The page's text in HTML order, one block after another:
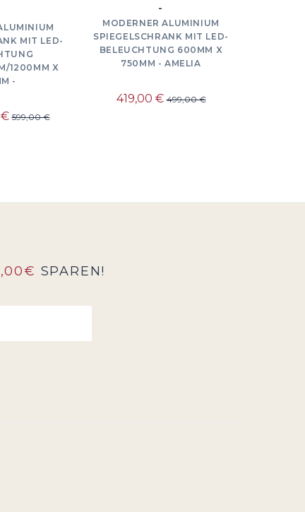
MIT LED-
1200MM X
-
599,00 €
-
MODERNER ALUMINIUM
SPIEGELSCHRANK MIT LED-
BELEUCHTUNG 600MM X
750MM - AMELIA
419,00 €499,00 €
SPAREN!